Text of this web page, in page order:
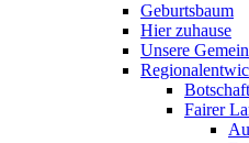
Geburtsbaum
Hier zuhause
Unsere
Fairer